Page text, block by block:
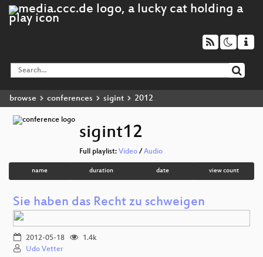
browse conferences sigint 2012
sigint12
Full playlist: Video / Audio
name duration date view count
Sie haben das Recht zu schweigen
2012-05-18
1.4k
Udo Vetter